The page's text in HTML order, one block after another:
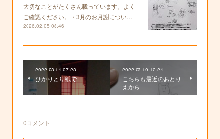
大切なことがたくさん載っています。よく
ご確認ください。・3月のお月謝につい…
2026.02.05 08:46
2022.03.14 07:23
ひかりとり紙で
2022.03.10 12:24
こちらも最近のあとり
えから
0コメント